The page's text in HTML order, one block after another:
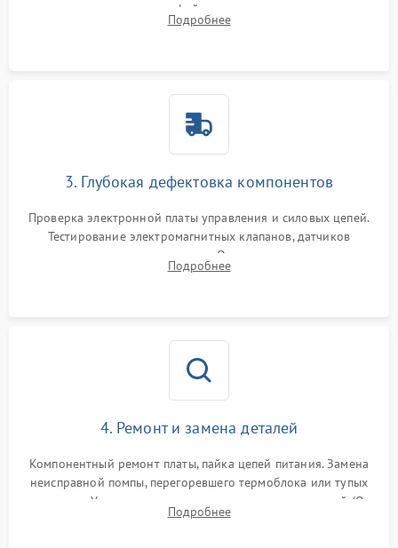
внутренних узлов от кофейных масел, жмыха и накипи.
Промывка дренажных каналов и фильтров с использованием
Подробнее
3. Глубокая дефектовка компонентов
Проверка электронной платы управления и силовых цепей.
Тестирование электромагнитных клапанов, датчиков
температуры и расходомера. Оценка степени износа
жерновов кофемолки, уплотнительных колец гидросистемы
Подробнее
4. Ремонт и замена деталей
Компонентный ремонт платы, пайка цепей питания. Замена
неисправной помпы, перегоревшего термоблока или тупых
жерновов. Установка новых силиконовых уплотнителей (O-
ring) и тефлоновых трубок для надежного устранения
Подробнее